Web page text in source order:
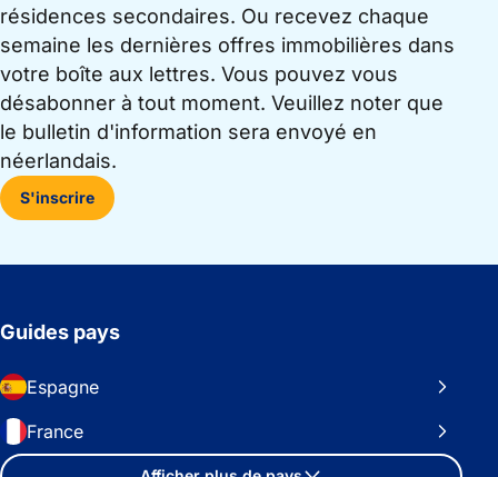
résidences secondaires. Ou recevez chaque
semaine les dernières offres immobilières dans
votre boîte aux lettres. Vous pouvez vous
désabonner à tout moment. Veuillez noter que
le bulletin d'information sera envoyé en
néerlandais.
S'inscrire
Guides pays
Espagne
France